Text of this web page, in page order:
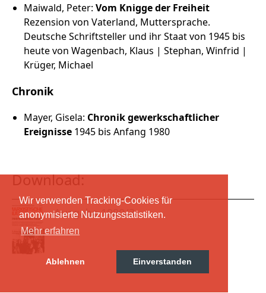
Wir verwenden Tracking-Cookies für
anonymisierte Nutzungsstatistiken.
Mehr erfahren
Ablehnen Einverstanden
Maiwald, Peter: Vom Knigge der Freiheit
Rezension von Vaterland, Muttersprache.
Deutsche Schriftsteller und ihr Staat von 1945 bis
heute von Wagenbach, Klaus | Stephan, Winfrid |
Krüger, Michael
Chronik
Mayer, Gisela: Chronik gewerkschaftlicher
Ereignisse 1945 bis Anfang 1980
Download:
Ausgabe 1980/3